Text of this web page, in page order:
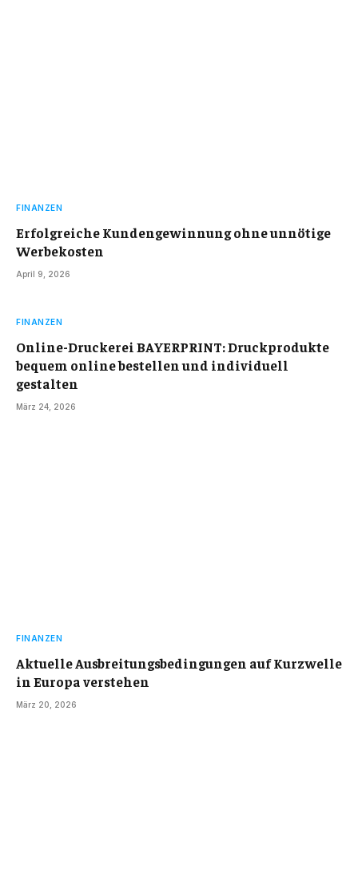
FINANZEN
Erfolgreiche Kundengewinnung ohne unnötige
Werbekosten
April 9, 2026
FINANZEN
Online-Druckerei BAYERPRINT: Druckprodukte
bequem online bestellen und individuell
gestalten
März 24, 2026
FINANZEN
Aktuelle Ausbreitungsbedingungen auf Kurzwelle
in Europa verstehen
März 20, 2026